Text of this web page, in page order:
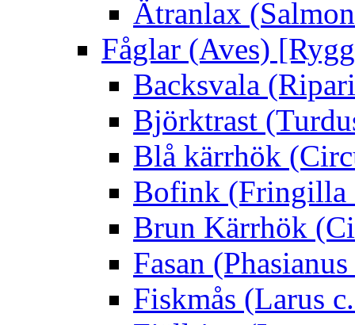
Ätranlax
Fåglar (Aves)
Backsvala
Björktrast
Blå kärrhök
Bofink (Fringilla
Brun Kärrhök
Fasan
Fiskmås (Larus